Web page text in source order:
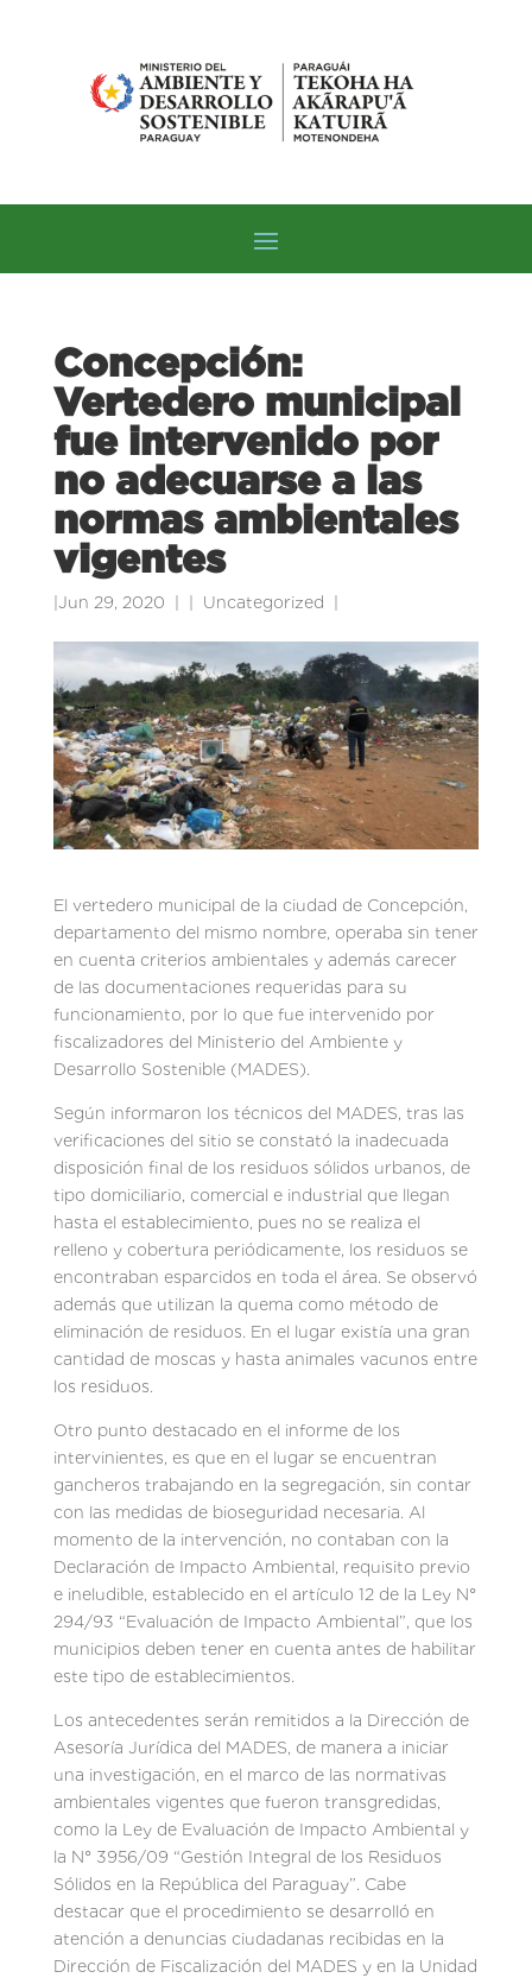
Concepción:
Vertedero municipal
fue intervenido por
no adecuarse a las
normas ambientales
vigentes
Jun 29, 2020 Uncategorized
El vertedero municipal de la ciudad de Concepción,
departamento del mismo nombre, operaba sin tener
en cuenta criterios ambientales y además carecer
de las documentaciones requeridas para su
funcionamiento, por lo que fue intervenido por
fiscalizadores del Ministerio del Ambiente y
Desarrollo Sostenible (MADES).
Según informaron los técnicos del MADES, tras las
verificaciones del sitio se constató la inadecuada
disposición final de los residuos sólidos urbanos, de
tipo domiciliario, comercial e industrial que llegan
hasta el establecimiento, pues no se realiza el
relleno y cobertura periódicamente, los residuos se
encontraban esparcidos en toda el área. Se observó
además que utilizan la quema como método de
eliminación de residuos. En el lugar existía una gran
cantidad de moscas y hasta animales vacunos entre
los residuos.
Otro punto destacado en el informe de los
intervinientes, es que en el lugar se encuentran
gancheros trabajando en la segregación, sin contar
con las medidas de bioseguridad necesaria. Al
momento de la intervención, no contaban con la
Declaración de Impacto Ambiental, requisito previo
e ineludible, establecido en el artículo 12 de la Ley N°
294/93 “Evaluación de Impacto Ambiental”, que los
municipios deben tener en cuenta antes de habilitar
este tipo de establecimientos.
Los antecedentes serán remitidos a la Dirección de
Asesoría Jurídica del MADES, de manera a iniciar
una investigación, en el marco de las normativas
ambientales vigentes que fueron transgredidas,
como la Ley de Evaluación de Impacto Ambiental y
la N° 3956/09 “Gestión Integral de los Residuos
Sólidos en la República del Paraguay”. Cabe
destacar que el procedimiento se desarrolló en
atención a denuncias ciudadanas recibidas en la
Dirección de Fiscalización del MADES y en la Unidad